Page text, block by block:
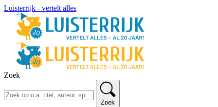
Luisterrijk - vertelt alles
Zoek
Zoek